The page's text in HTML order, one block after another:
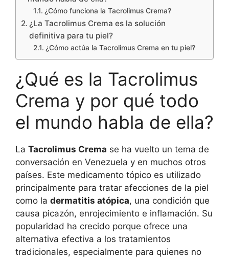
¿Cómo funciona la Tacrolimus Crema?
¿La Tacrolimus Crema es la solución
definitiva para tu piel?
¿Cómo actúa la Tacrolimus Crema en tu piel?
¿Qué es la Tacrolimus
Crema y por qué todo
el mundo habla de ella?
La Tacrolimus Crema se ha vuelto un tema de
conversación en Venezuela y en muchos otros
países. Este medicamento tópico es utilizado
principalmente para tratar afecciones de la piel
como la dermatitis atópica, una condición que
causa picazón, enrojecimiento e inflamación. Su
popularidad ha crecido porque ofrece una
alternativa efectiva a los tratamientos
tradicionales, especialmente para quienes no